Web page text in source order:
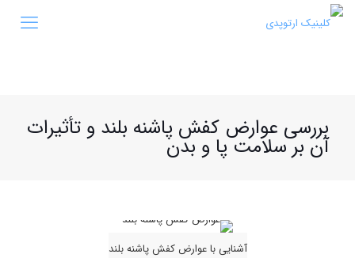
بررسی عوارض کفش پاشنه بلند و تأثیرات
آن بر سلامت پا و بدن
آشنایی با عوارض کفش پاشنه بلند